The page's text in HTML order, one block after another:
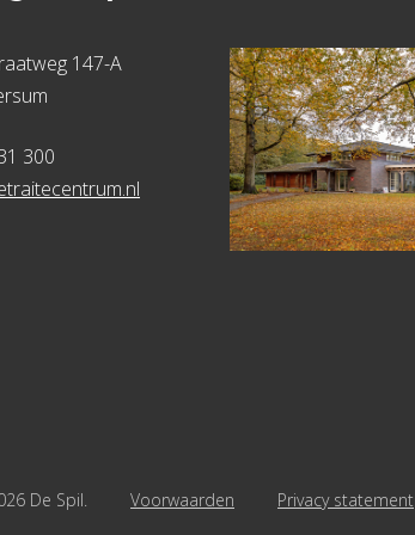
147-A
300
De Spil. Voorwaarden Privacy statement